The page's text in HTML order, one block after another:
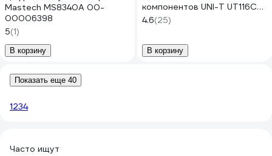
Mastech MS8340A 00-
00006398
5(1)
В корзину
компонентов UNI-T UT116C
00-00007503
4.6(25)
В корзину
Показать еще 40
1234
Часто ищут